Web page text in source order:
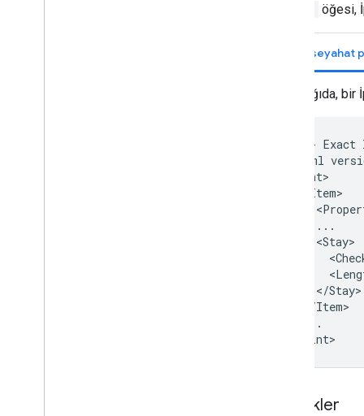
öğesi,
Tam seyahat
Aşağıda,
<!-- Exact
<?xml
...
Özellikler